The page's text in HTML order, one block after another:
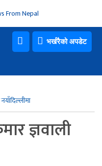
भर्खरैको अपडेट
नयाँदिल्लीमा
ज्ञवाली